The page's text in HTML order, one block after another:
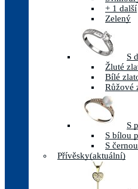
+ 1 další
Zelený
S
Žluté
Bílé
Růžové
S
S bílou
S
Přívěsky(aktuální)